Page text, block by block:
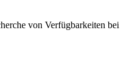
von Verfügbarkeiten bei